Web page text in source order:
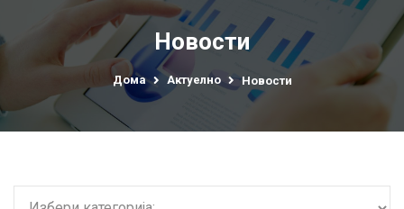
Новости
Дома Актуелно Новости